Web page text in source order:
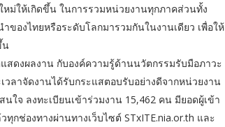
ม่ให้เกิดขึ้น ในการรวมหน่วยงานทุกภาคส่วนทั้ง
องไทยหรือระดับโลกมารวมกันในงานเดียว เพื่อให้
น
ดงผลงาน กับองค์ความรู้ด้านนวัตกรรมรับมือภาวะ
ลาจัดงานได้รับกระแสตอบรับอย่างดีจากหน่วยงาน
จ ลงทะเบียนเข้าร่วมงาน 15,462 คน มียอดผู้เข้า
กช่องทางผ่านทางเว็บไซต์ STxITE.nia.or.th และ